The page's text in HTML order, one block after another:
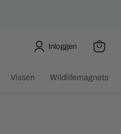
Inloggen
Vissen Wildlifemagnets